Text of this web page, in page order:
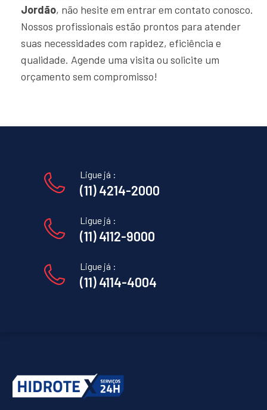
Jordão, não hesite em entrar em contato conosco.
Nossos profissionais estão prontos para atender
suas necessidades com rapidez, eficiência e
qualidade. Agende uma visita ou solicite um
orçamento sem compromisso!
Ligue já :
(11) 4214-2000
Ligue já :
(11) 4112-9000
Ligue já :
(11) 4114-4004